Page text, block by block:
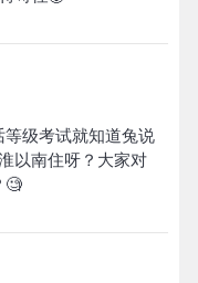
级考试就知道兔说
以南住呀？大家对